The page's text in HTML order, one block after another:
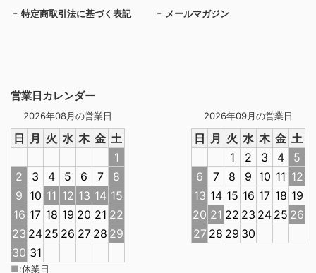
営業日カレンダー
2026年08月の営業日
日 月 火 水 木 金 土
1
2
3 4 5 6 7
8
9 10 11 12 13 14 15
16 17 18 19 20 21 22
23 24 25 26 27 28 29
30 31
2026年09月の営業日
日 月 火 水 木 金 土
1
2 3 4
5
6
7 8 9 10 11 12
13 14 15 16 17 18 19
20 21 22 23 24 25 26
27 28 29 30
■:休業日
特定商取引法に基づく表記 メールマガジン